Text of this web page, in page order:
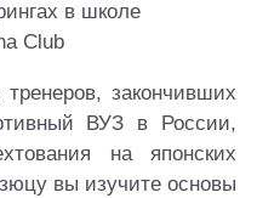
закончивших
ВУЗ в России,
на японских
вы изучите основы